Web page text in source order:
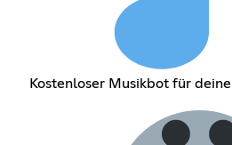
Kostenloser Musikbot für